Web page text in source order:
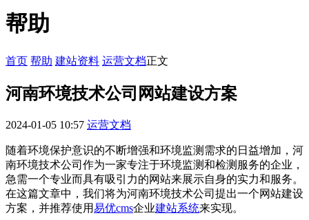
帮助
首页 帮助 建站资料 运营文档正文
河南环境技术公司网站建设方案
2024-01-05 10:57 运营文档
随着环境保护意识的不断增强和环境监测需求的日益增加，河
南环境技术公司作为一家专注于环境监测和检测服务的企业，
急需一个专业而具有吸引力的网站来展示自身的实力和服务。
在这篇文章中，我们将为河南环境技术公司提出一个网站建设
方案，并推荐使用易优cms企业建站系统来实现。